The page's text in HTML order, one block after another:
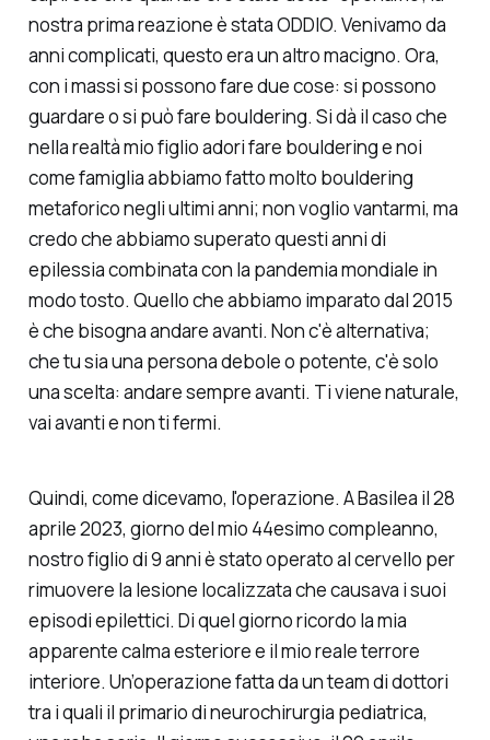
nostra prima reazione è stata ODDIO. Venivamo da
anni complicati, questo era un altro macigno. Ora,
con i massi si possono fare due cose: si possono
guardare o si può fare bouldering. Si dà il caso che
nella realtà mio figlio adori fare bouldering e noi
come famiglia abbiamo fatto molto bouldering
metaforico negli ultimi anni; non voglio vantarmi, ma
credo che abbiamo superato questi anni di
epilessia combinata con la pandemia mondiale in
modo tosto. Quello che abbiamo imparato dal 2015
è che bisogna andare avanti. Non c'è alternativa;
che tu sia una persona debole o potente, c'è solo
una scelta: andare sempre avanti. Ti viene naturale,
vai avanti e non ti fermi.
Quindi, come dicevamo, l'operazione. A Basilea il 28
aprile 2023, giorno del mio 44esimo compleanno,
nostro figlio di 9 anni è stato operato al cervello per
rimuovere la lesione localizzata che causava i suoi
episodi epilettici. Di quel giorno ricordo la mia
apparente calma esteriore e il mio reale terrore
interiore. Un’operazione fatta da un team di dottori
tra i quali il primario di neurochirurgia pediatrica,